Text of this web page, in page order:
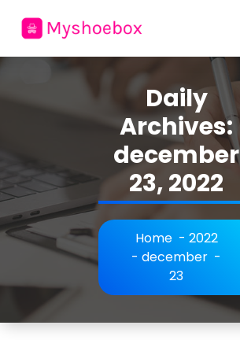
Daily
Archives:
december
23, 2022
Home- 2022
- december -
23